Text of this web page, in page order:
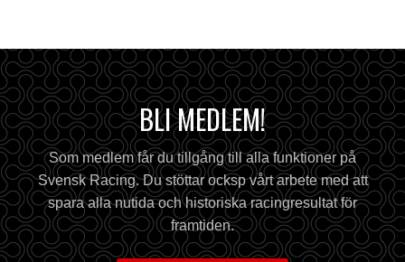
BLI MEDLEM!
Som medlem får du tillgång till alla funktioner på
Svensk Racing. Du stöttar ocksp vårt arbete med att
spara alla nutida och historiska racingresultat för
framtiden.